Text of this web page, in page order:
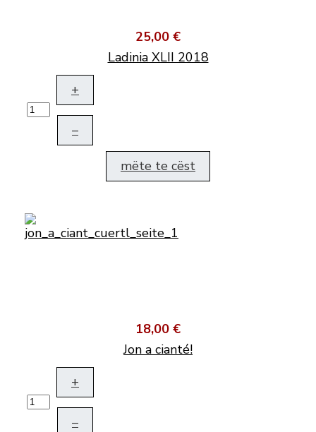
25,00 €
Ladinia XLII 2018
+
–
mëte te cëst
18,00 €
Jon a cianté!
+
–